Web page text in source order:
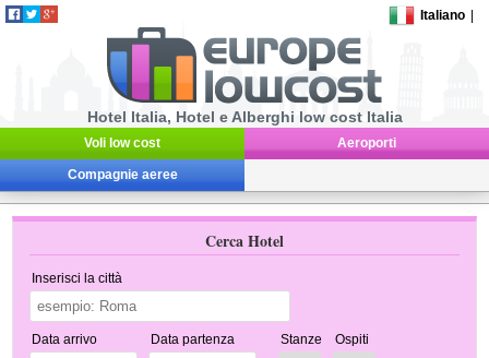
Italiano
Hotel Italia, Hotel e Alberghi low cost Italia
Voli low cost Aeroporti
Compagnie aeree
Cerca Hotel
Inserisci la città
Data arrivo Data partenza Stanze Ospiti